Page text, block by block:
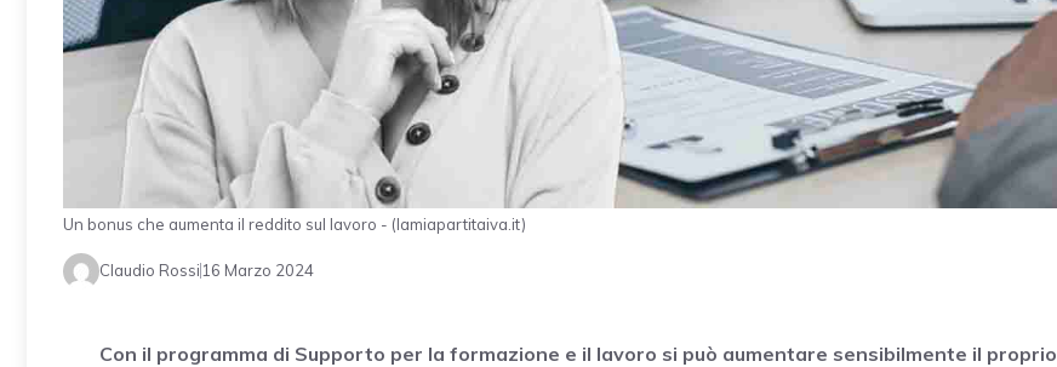
Un bonus che aumenta il reddito sul lavoro - (lamiapartitaiva.it)
Claudio Rossi 16 Marzo 2024
Con il programma di Supporto per la formazione e il lavoro si può aumentare sensibilmente il proprio